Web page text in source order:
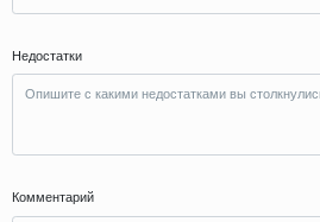
Недостатки
Комментарий